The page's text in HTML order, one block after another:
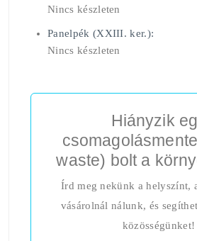
Nincs készleten
Panelpék (XXIII. ker.):
Nincs készleten
Hiányzik
waste) bolt a
Írd meg nekünk a helyszínt,
vásárolnál nálunk, és
közösségünket!